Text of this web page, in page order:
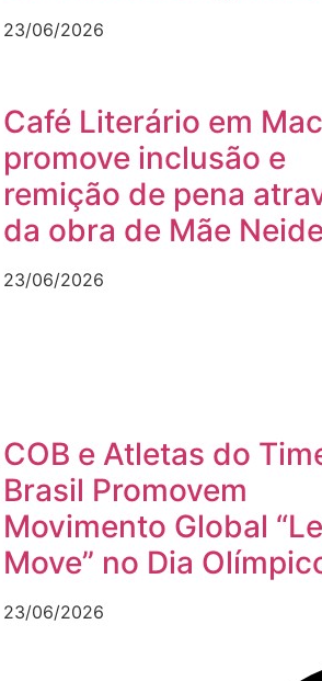
23/06/2026
Café Literário em
promove inclusão e
remição de pena
da obra de Mãe
23/06/2026
COB e Atletas do
Brasil Promovem
Movimento Global
Move” no Dia
23/06/2026